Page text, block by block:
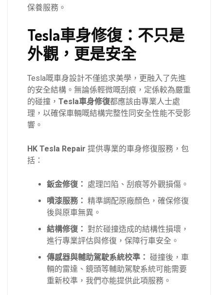
保養服務。
Tesla車身修復：不只是
外觀，更是安全
Tesla嘅車身設計不僅追求美學，更融入了先進
的安全結構。無論係輕微嘅刮痕，定係較為嚴重
的碰撞， Tesla車身修復都應該由專業人士處
理，以確保車輛嘅結構完整性同安全性能不受影
響。
HK Tesla Repair 提供專業的車身修復服務，包
括：
鈑金修復： 處理凹陷、刮痕等外觀損傷。
噴漆服務： 精準調配原廠顏色，確保修復
後與原車無異。
結構修復： 對於碰撞造成的結構性損壞，
進行專業評估與修復，保障行車安全。
傳感器與輔助駕駛系統校準： 碰撞後，車
輛的雷達、鏡頭等輔助駕駛系統可能需要
重新校準，我們亦能提供此項服務。